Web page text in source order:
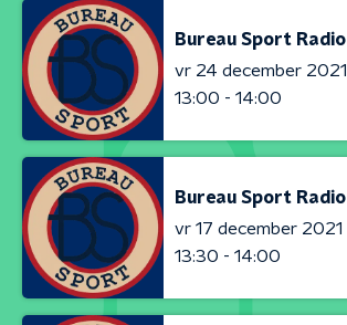
Bureau Sport Radio
vr 24 december 2021
13:00 - 14:00
Bureau Sport Radio
vr 17 december 2021
13:30 - 14:00